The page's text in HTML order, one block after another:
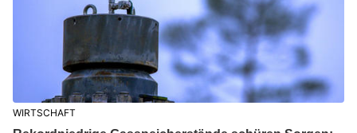
WIRTSCHAFT